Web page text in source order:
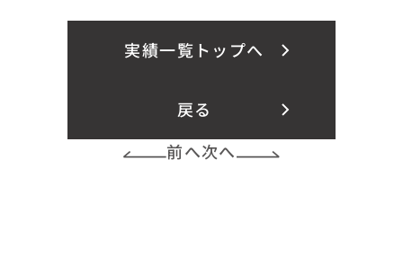
実績一覧トップへ
戻る
前へ次へ